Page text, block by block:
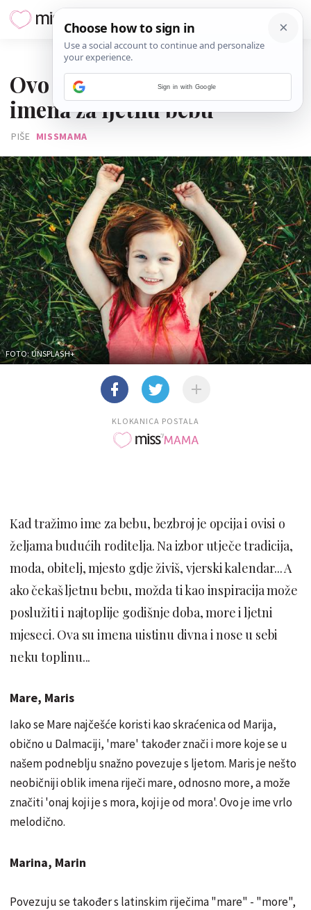
Ovo su najljepša 'sunčana'
imena za ljetnu bebu
PIŠE MISSMAMA
FOTO: UNSPLASH+
KLOKANICA POSTALA
Kad tražimo ime za bebu, bezbroj je opcija i ovisi o
željama budućih roditelja. Na izbor utječe tradicija,
moda, obitelj, mjesto gdje živiš, vjerski kalendar... A
ako čekaš ljetnu bebu, možda ti kao inspiracija može
poslužiti i najtoplije godišnje doba, more i ljetni
mjeseci. Ova su imena uistinu divna i nose u sebi
neku toplinu...
Mare, Maris
Iako se Mare najčešće koristi kao skraćenica od Marija,
obično u Dalmaciji, 'mare' također znači i more koje se u
našem podneblju snažno povezuje s ljetom. Maris je nešto
neobičniji oblik imena riječi mare, odnosno more, a može
značiti 'onaj koji je s mora, koji je od mora'. Ovo je ime vrlo
melodično.
Marina, Marin
Povezuju se također s latinskim riječima "mare" - "more",
Sign in with Google